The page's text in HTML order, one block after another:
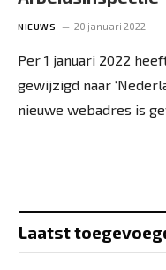
NIEUWS 20 januari 2022
Per 1 januari 2022
gewijzigd naar
nieuwe webadres is
Laatst